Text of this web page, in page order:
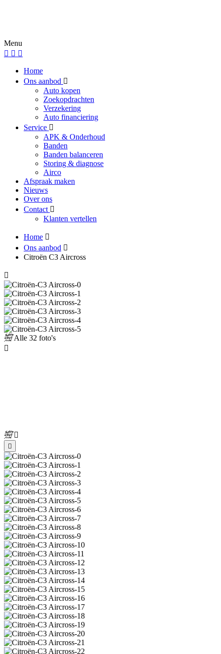
Menu
Home
Ons aanbod
Auto kopen
Zoekopdrachten
Verzekering
Auto financiering
Service
APK & Onderhoud
Banden
Banden balanceren
Storing & diagnose
Airco
Afspraak maken
Nieuws
Over ons
Contact
Klanten vertellen
Home
Ons aanbod
Citroën C3 Aircross
Alle 32 foto's